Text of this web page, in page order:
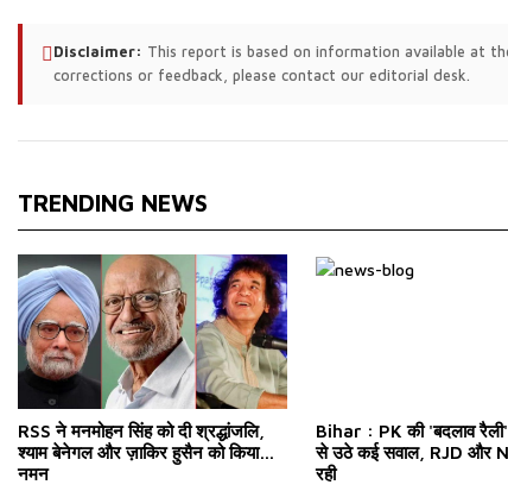
Disclaimer: This report is based on information available at
corrections or feedback, please contact our editorial desk.
TRENDING NEWS
RSS ने मनमोहन सिंह को दी श्रद्धांजलि,
श्याम बेनेगल और ज़ाकिर हुसैन को किया
नमन
Bihar : PK की 'बदलाव
से उठे कई सवाल, RJD और
रही